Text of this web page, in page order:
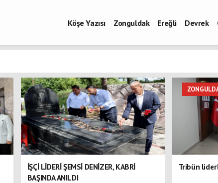
Köşe Yazısı Zonguldak Ereğli Devrek
İŞÇİ LİDERİ ŞEMSİ DENİZER, KABRİ
BAŞINDA ANILDI
Tribün